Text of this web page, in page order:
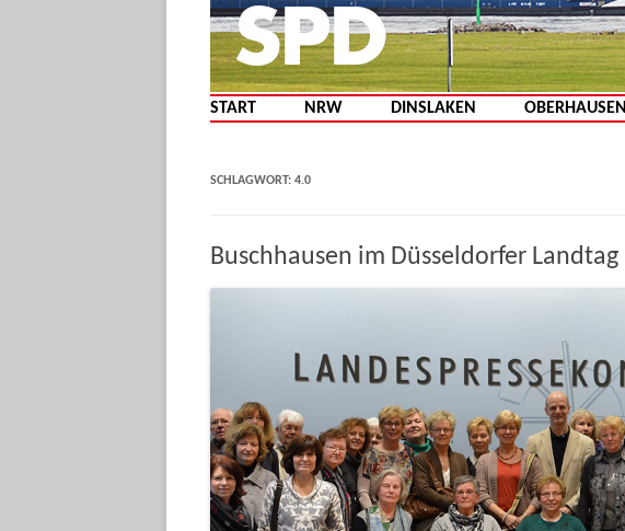
START NRW DINSLAKEN OBERHAUSEN
SCHLAGWORT: 4.0
Buschhausen im Düsseldorfer Landtag